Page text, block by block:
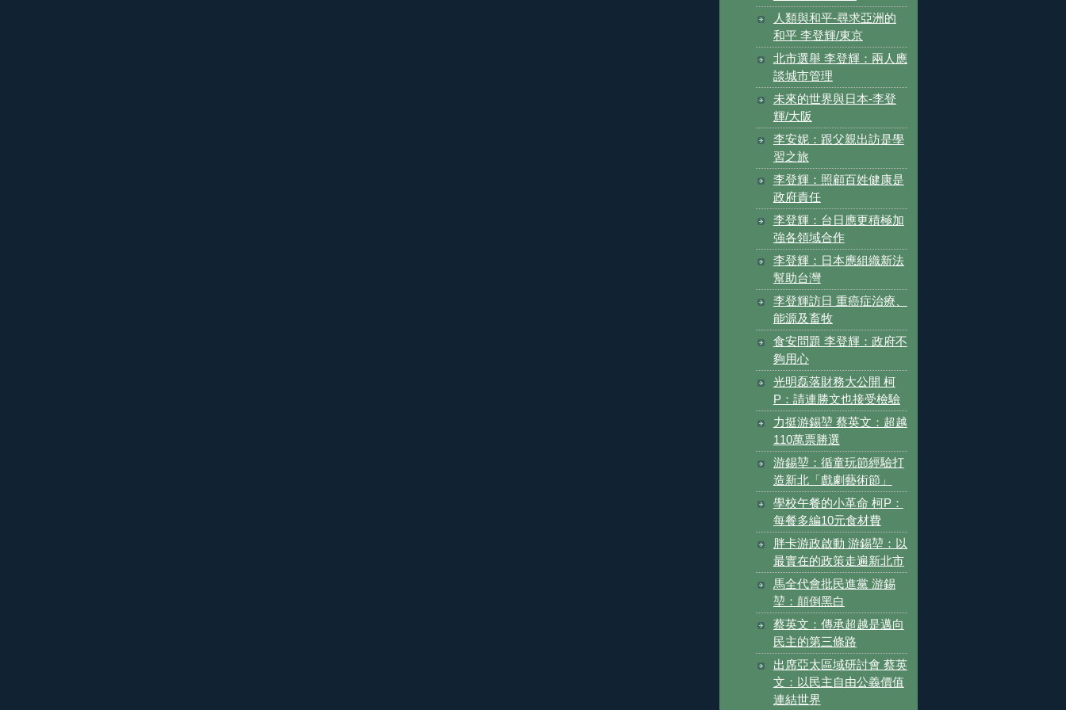
人類與和平-尋求亞洲的
和平 李登輝/東京
北市選舉 李登輝：兩人應
談城市管理
未來的世界與日本-李登
輝/大阪
李安妮：跟父親出訪是學
習之旅
李登輝：照顧百姓健康是
政府責任
李登輝：台日應更積極加
強各領域合作
李登輝：日本應組織新法
幫助台灣
李登輝訪日 重癌症治療、
能源及畜牧
食安問題 李登輝：政府不
夠用心
光明磊落財務大公開 柯
P：請連勝文也接受檢驗
力挺游錫堃 蔡英文：超越
110萬票勝選
游錫堃：循童玩節經驗打
造新北「戲劇藝術節」
學校午餐的小革命 柯P：
每餐多編10元食材費
胖卡游政啟動 游錫堃：以
最實在的政策走遍新北市
馬全代會批民進黨 游錫
堃：顛倒黑白
蔡英文：傳承超越是邁向
民主的第三條路
出席亞太區域研討會 蔡英
文：以民主自由公義價值
連結世界